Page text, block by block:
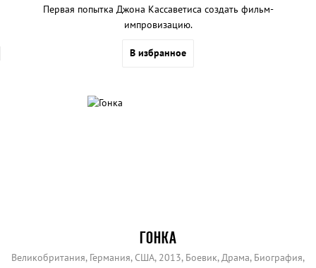
Первая попытка Джона Кассаветиса создать фильм-
импровизацию.
В избранное
ГОНКА
Великобритания, Германия, США, 2013, Боевик, Драма, Биография,